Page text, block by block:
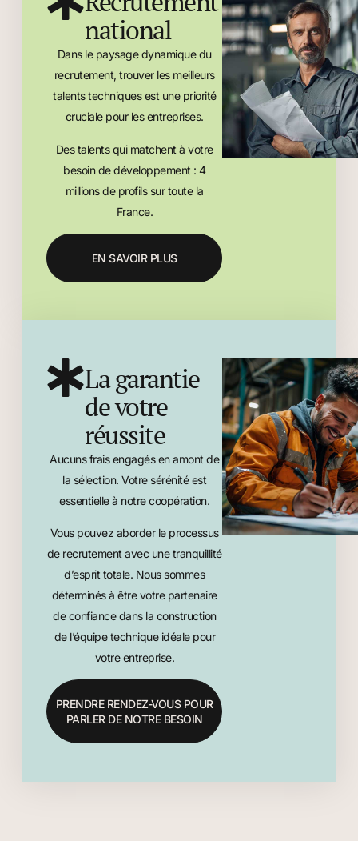
national
Dans le paysage dynamique du
recrutement, trouver les meilleurs
talents techniques est une priorité
cruciale pour les entreprises.
Des talents qui matchent à votre
besoin de développement : 4
millions de profils sur toute la
France.
EN SAVOIR PLUS
La garantie
de votre
réussite
Aucuns frais engagés en amont de
la sélection. Votre sérénité est
essentielle à notre coopération.
Vous pouvez aborder le processus
de recrutement avec une tranquillité
d’esprit totale. Nous sommes
déterminés à être votre partenaire
de confiance dans la construction
de l’équipe technique idéale pour
votre entreprise.
PRENDRE RENDEZ-VOUS POUR
PARLER DE NOTRE BESOIN